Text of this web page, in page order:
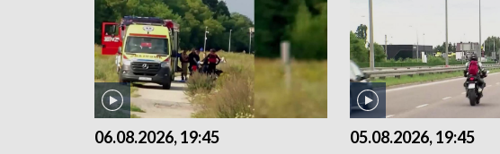
06.08.2026, 19:45 05.08.2026, 19:45